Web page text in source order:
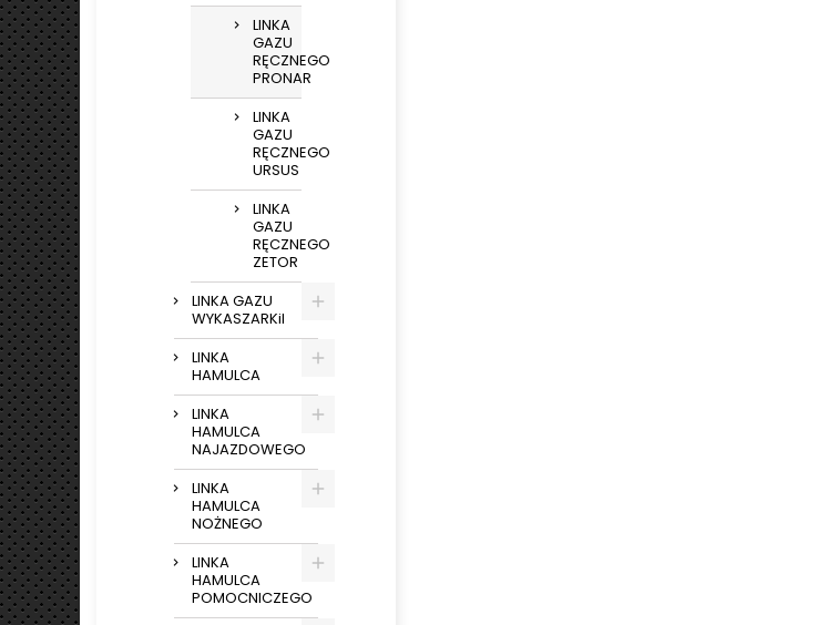
LINKA
GAZU
RĘCZNEGO
PRONAR
LINKA
GAZU
RĘCZNEGO
URSUS
LINKA
GAZU
RĘCZNEGO
ZETOR
LINKA GAZU
WYKASZARKiI
LINKA
HAMULCA
LINKA
HAMULCA
NAJAZDOWEGO
LINKA
HAMULCA
NOŻNEGO
LINKA
HAMULCA
POMOCNICZEGO